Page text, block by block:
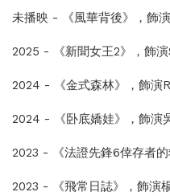
未播映 - 《風華背後》，飾
2025 - 《新聞女王2》，飾
2024 - 《金式森林》，飾演
2024 - 《卧底嬌娃》，飾演
2023 - 《法證先鋒6倖存者
2023 - 《飛常日誌》，飾演